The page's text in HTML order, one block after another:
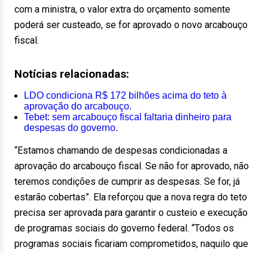
com a ministra, o valor extra do orçamento somente
poderá ser custeado, se for aprovado o novo arcabouço
fiscal.
Notícias relacionadas:
LDO condiciona R$ 172 bilhões acima do teto à
aprovação do arcabouço.
Tebet: sem arcabouço fiscal faltaria dinheiro para
despesas do governo.
“Estamos chamando de despesas condicionadas a
aprovação do arcabouço fiscal. Se não for aprovado, não
teremos condições de cumprir as despesas. Se for, já
estarão cobertas”. Ela reforçou que a nova regra do teto
precisa ser aprovada para garantir o custeio e execução
de programas sociais do governo federal. “Todos os
programas sociais ficariam comprometidos, naquilo que